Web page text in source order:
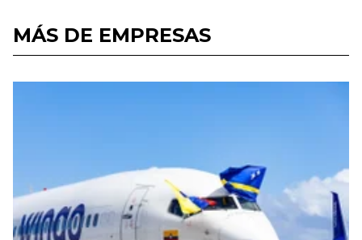
MÁS DE EMPRESAS